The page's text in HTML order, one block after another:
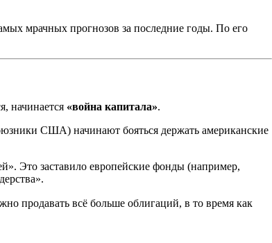
мрачных прогнозов за последние годы. По его
начинается «война капитала».
США) начинают бояться держать американские
Это заставило европейские фонды (например,
продавать всё больше облигаций, в то время как